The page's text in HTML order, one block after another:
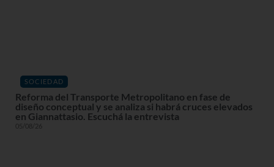
SOCIEDAD
Reforma del Transporte Metropolitano en fase de
diseño conceptual y se analiza si habrá cruces elevados
en Giannattasio. Escuchá la entrevista
05/08/26